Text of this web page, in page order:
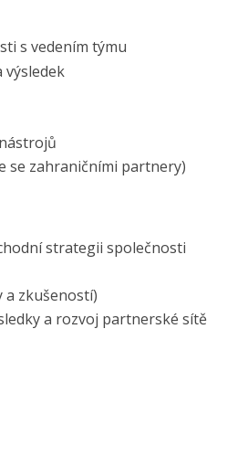
s vedením týmu
výsledek
se zahraničními partnery)
strategii společnosti
a zkušeností)
a rozvoj partnerské sítě